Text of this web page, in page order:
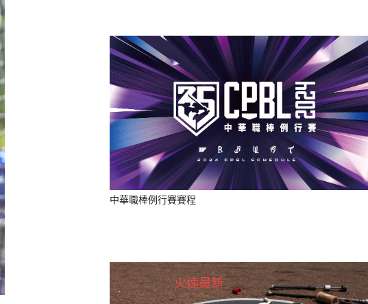
中華職棒例行賽賽程
火速最新